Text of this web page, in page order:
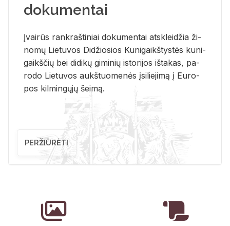
dokumentai
Įvai­rūs rank­raš­ti­niai do­ku­men­tai at­sklei­džia ži­
no­mų Lie­tu­vos Di­džio­sios Ku­ni­gaikš­tys­tės ku­ni­
gaikš­čių bei di­di­kų gi­mi­nių is­to­ri­jos iš­ta­kas, pa­
ro­do Lie­tu­vos aukš­tuo­me­nės įsi­lie­ji­mą į Eu­ro­
pos kil­min­gų­jų šei­mą.
PERŽIŪRĖTI